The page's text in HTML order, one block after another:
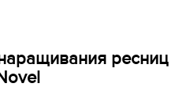
ресниц